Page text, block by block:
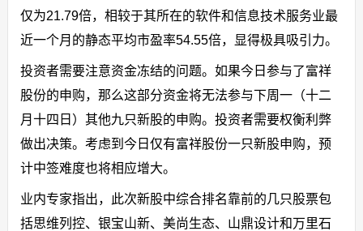
仅为21.79倍，相较于其所在的软件和信息技术服务业最
近一个月的静态平均市盈率54.55倍，显得极具吸引力。
投资者需要注意资金冻结的问题。如果今日参与了富祥
股份的申购，那么这部分资金将无法参与下周一（十二
月十四日）其他九只新股的申购。投资者需要权衡利弊
做出决策。考虑到今日仅有富祥股份一只新股申购，预
计中签难度也将相应增大。
业内专家指出，此次新股中综合排名靠前的几只股票包
括思维列控、银宝山新、美尚生态、山鼎设计和万里石